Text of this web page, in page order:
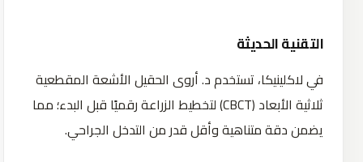
التقنية الحديثة
في لاكلينيكا، تستخدم د. أروى الحقيل الأشعة المقطعية
ثلاثية الأبعاد (CBCT) لتخطيط الزراعة رقميًا قبل البدء؛ مما
يضمن دقة متناهية وأقل قدر من التدخل الجراحي.